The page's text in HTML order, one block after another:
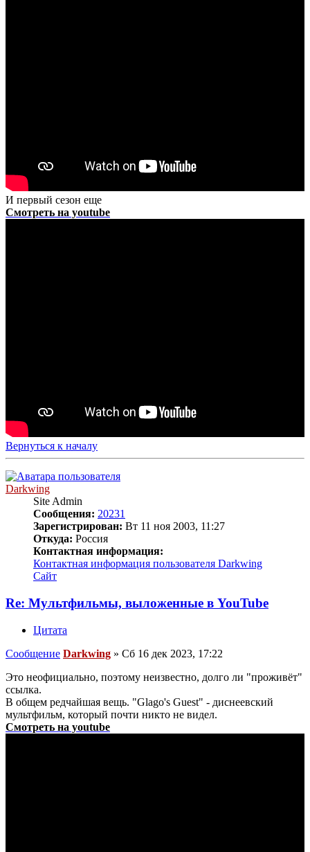
И первый сезон еще
Смотреть на youtube
Вернуться к началу
Darkwing
Site Admin
Сообщения: 20231
Зарегистрирован: Вт 11 ноя 2003, 11:27
Откуда: Россия
Контактная информация:
Контактная информация пользователя Darkwing
Сайт
Re: Мультфильмы, выложенные в YouTube
Цитата
Сообщение Darkwing » Сб 16 дек 2023, 17:22
Это неофициально, поэтому неизвестно, долго ли "проживёт"
ссылка.
В общем редчайшая вещь. "Glago's Guest" - диснеевский
мультфильм, который почти никто не видел.
Смотреть на youtube